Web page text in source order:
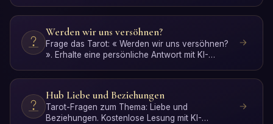
Werden wir uns versöhnen?
Frage das Tarot: « Werden wir uns versöhnen?
». Erhalte eine persönliche Antwort mit KI-
Hub Liebe und Beziehungen
Tarot-Fragen zum Thema: Liebe und
Beziehungen. Kostenlose Lesung mit KI-